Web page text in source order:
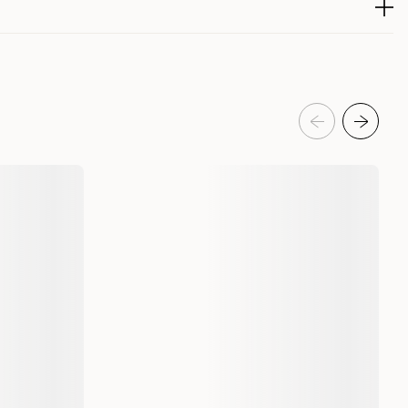
en god pris. Noen kunder ønsker muligheten til å velge
225716001
Classic